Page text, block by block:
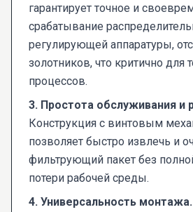
гарантирует точное и
срабатывание
регулирующей аппаратуры,
золотников, что критично для
процессов.
3. Простота обслуживания и
Конструкция с винтовым
позволяет быстро извлечь и
фильтрующий пакет без
потери рабочей среды.
4. Универсальность монтажа.